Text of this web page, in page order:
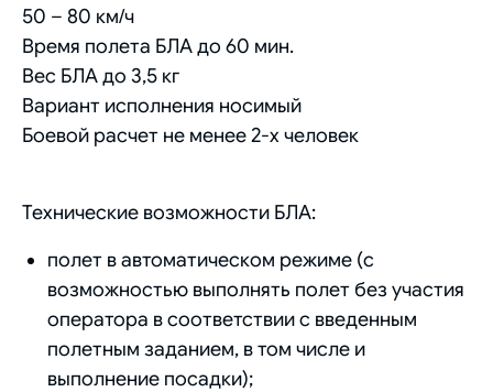
50 – 80 км/ч
Время полета БЛА до 60 мин.
Вес БЛА до 3,5 кг
Вариант исполнения носимый
Боевой расчет не менее 2-х человек
Технические возможности БЛА:
полет в автоматическом режиме (с
возможностью выполнять полет без участия
оператора в соответствии с введенным
полетным заданием, в том числе и
выполнение посадки);